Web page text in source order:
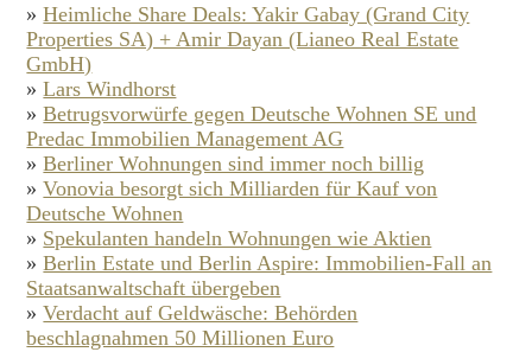
»Heimliche Share Deals: Yakir Gabay (Grand City
Properties SA) + Amir Dayan (Lianeo Real Estate
GmbH)
»Lars Windhorst
»Betrugsvorwürfe gegen Deutsche Wohnen SE und
Predac Immobilien Management AG
»Berliner Wohnungen sind immer noch billig
»Vonovia besorgt sich Milliarden für Kauf von
Deutsche Wohnen
» Spekulanten handeln Wohnungen wie Aktien
»Berlin Estate und Berlin Aspire: Immobilien-Fall an
Staatsanwaltschaft übergeben
»Verdacht auf Geldwäsche: Behörden
beschlagnahmen 50 Millionen Euro